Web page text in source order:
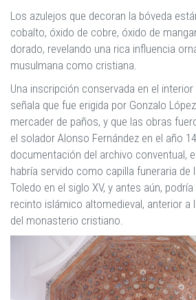
Los azulejos que decoran la bóveda
cobalto, óxido de cobre, óxido de
dorado, revelando una rica influencia
musulmana como cristiana.
Una inscripción conservada en el interior
señala que fue erigida por Gonzalo
mercader de paños, y que las obras
el solador Alonso Fernández en el año
documentación del archivo conventual,
habría servido como capilla funeraria de
Toledo en el siglo XV, y antes aún,
recinto islámico altomedieval, anterior a
del monasterio cristiano.